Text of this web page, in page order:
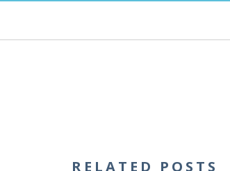
RELATED POSTS